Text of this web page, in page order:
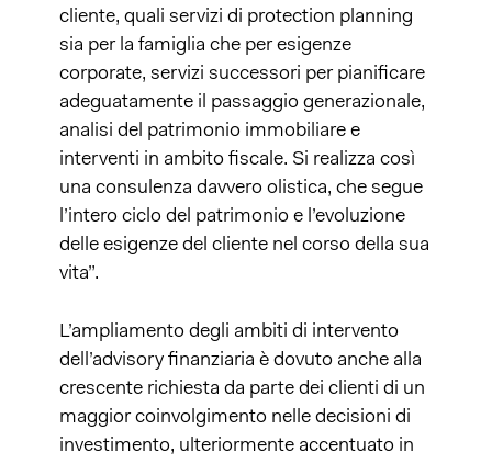
cliente, quali servizi di protection planning
sia per la famiglia che per esigenze
corporate, servizi successori per pianificare
adeguatamente il passaggio generazionale,
analisi del patrimonio immobiliare e
interventi in ambito fiscale. Si realizza così
una consulenza davvero olistica, che segue
l’intero ciclo del patrimonio e l’evoluzione
delle esigenze del cliente nel corso della sua
vita”.
L’ampliamento degli ambiti di intervento
dell’advisory finanziaria è dovuto anche alla
crescente richiesta da parte dei clienti di un
maggior coinvolgimento nelle decisioni di
investimento, ulteriormente accentuato in